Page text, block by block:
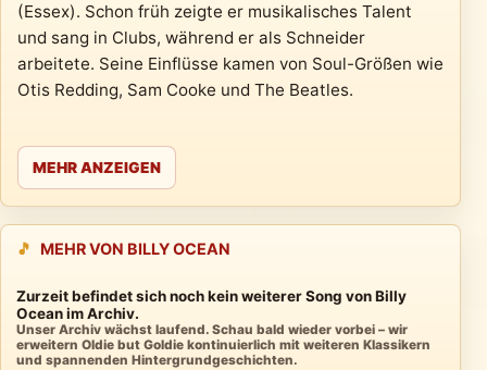
(Essex). Schon früh zeigte er musikalisches Talent
und sang in Clubs, während er als Schneider
arbeitete. Seine Einflüsse kamen von Soul-Größen wie
Otis Redding, Sam Cooke und The Beatles.
MEHR ANZEIGEN
🎵 MEHR VON BILLY OCEAN
Zurzeit befindet sich noch kein weiterer Song von Billy
Ocean im Archiv.
Unser Archiv wächst laufend. Schau bald wieder vorbei – wir
erweitern Oldie but Goldie kontinuierlich mit weiteren Klassikern
und spannenden Hintergrundgeschichten.